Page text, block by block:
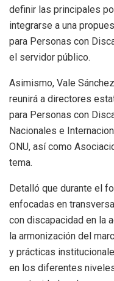
definir las principales
integrarse a una
para Personas con
el servidor público.
Asimismo, Vale
reunirá a directores
para Personas con
Nacionales e
ONU, así como
tema.
Detalló que durante el
enfocadas en
con discapacidad en la
la armonización del
y prácticas
en los diferentes